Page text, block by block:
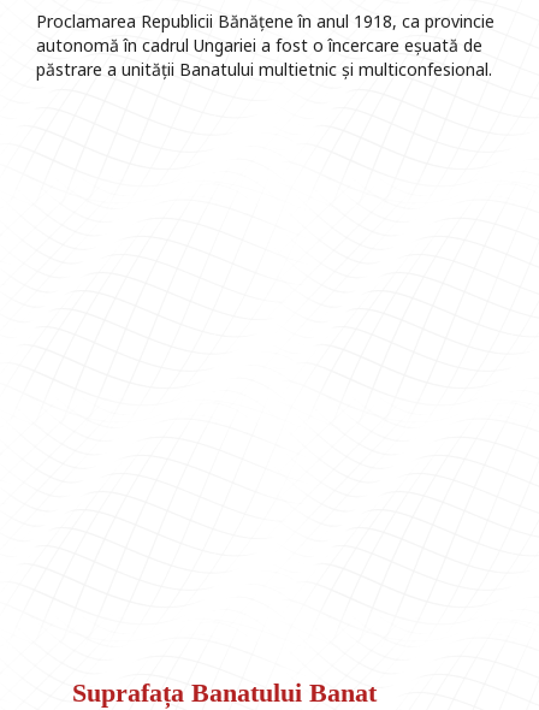
Proclamarea Republicii Bănățene în anul 1918, ca provincie
autonomă în cadrul Ungariei a fost o încercare eșuată de
păstrare a unității Banatului multietnic și multiconfesional.
Suprafața Banatului Banat